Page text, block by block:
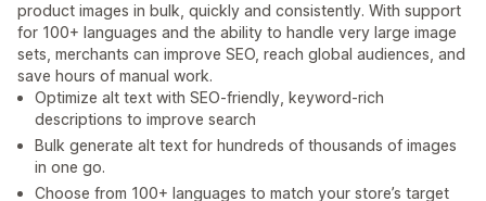
product images in bulk, quickly and consistently. With support
for 100+ languages and the ability to handle very large image
sets, merchants can improve SEO, reach global audiences, and
save hours of manual work.
Optimize alt text with SEO-friendly, keyword-rich
descriptions to improve search
Bulk generate alt text for hundreds of thousands of images
in one go.
Choose from 100+ languages to match your store’s target